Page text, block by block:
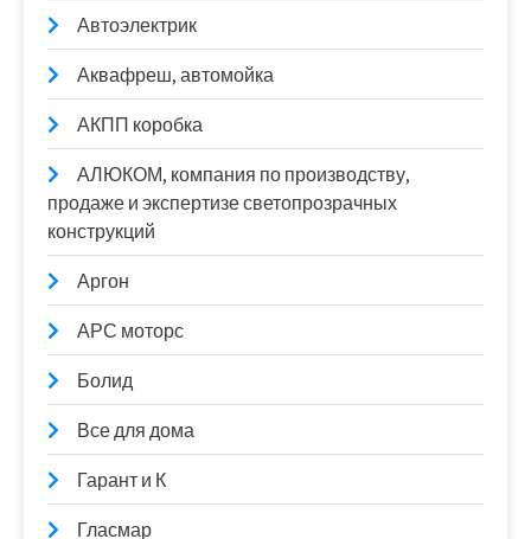
Автоэлектрик
Аквафреш, автомойка
АКПП коробка
АЛЮКОМ, компания по производству,
продаже и экспертизе светопрозрачных
конструкций
Аргон
АРС моторс
Болид
Все для дома
Гарант и К
Гласмар